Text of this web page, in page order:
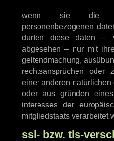
wenn sie die
personenbezogenen
dürfen diese daten –
abgesehen – nur mit
geltendmachung,
rechtsansprüchen oder
einer anderen natürlichen
oder aus gründen
interesses der
mitgliedstaats verarbeitet
ssl- bzw. tls-